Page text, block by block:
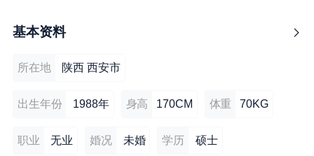
基本资料
所在地 陕西 西安市
出生年份 1988年 身高 170CM 体重 70KG
职业 无业 婚况 未婚 学历 硕士